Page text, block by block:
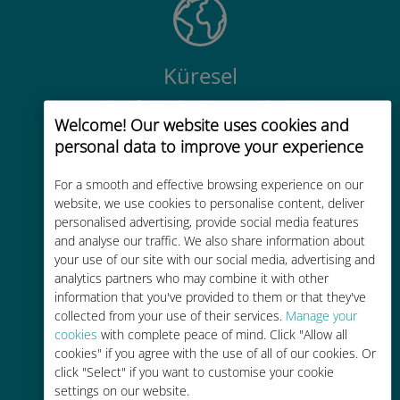
Welcome! Our website uses cookies and
personal data to improve your experience
For a smooth and effective browsing experience on our
website, we use cookies to personalise content, deliver
personalised advertising, provide social media features
and analyse our traffic. We also share information about
your use of our site with our social media, advertising and
analytics partners who may combine it with other
information that you've provided to them or that they've
collected from your use of their services. Manage your
cookies with complete peace of mind. Click "Allow all
cookies" if you agree with the use of all of our cookies. Or
click "Select" if you want to customise your cookie
settings on our website.
Küresel
200'den fazla destinasyonda dünya
çapında yüksek kaliteli hücresel
bağlantı
Uygun maliyetli
Mevcut operatörünüzle dolaşım
ücretlerinden %90'a kadar daha
ucuz